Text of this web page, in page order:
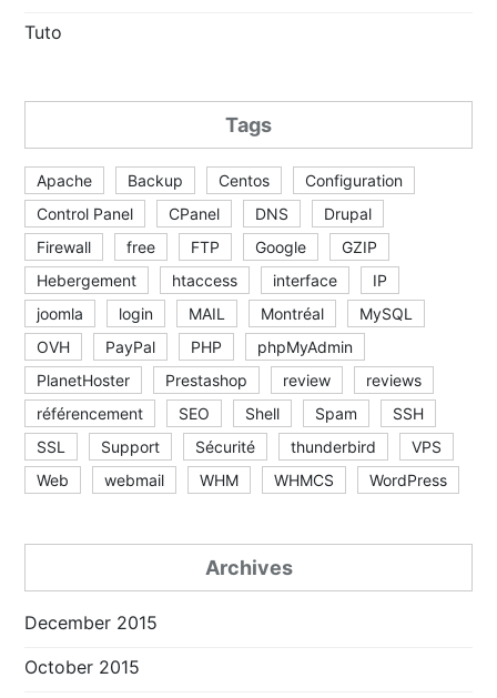
Tuto
Tags
Apache Backup Centos
Configuration
Control Panel
CPanel DNS
Drupal
Firewall
free FTP Google
GZIP
Hebergement
htaccess interface
IP
joomla
login MAIL Montréal
MySQL
OVH
PayPal PHP
phpMyAdmin
PlanetHoster
Prestashop review
reviews
référencement
SEO Shell Spam
SSH
SSL
Support Sécurité thunderbird
VPS
Web
webmail WHM WHMCS WordPress
Archives
December 2015
October 2015